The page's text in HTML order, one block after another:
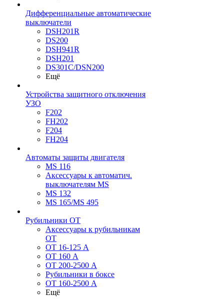
Дифференциальные автоматические
выключатели
DSH201R
DS200
DSH941R
DSH201
DS301C/DSN200
Ещё
Устройства защитного отключения
УЗО
F202
FH202
F204
FH204
Автоматы защиты двигателя
MS 116
Аксессуары к автоматич.
выключателям MS
MS 132
MS 165/MS 495
Рубильники ОТ
Аксессуары к рубильникам
OT
OT 16-125 А
OT 160 А
OT 200-2500 А
Рубильники в боксе
OT 160-2500 А
Ещё